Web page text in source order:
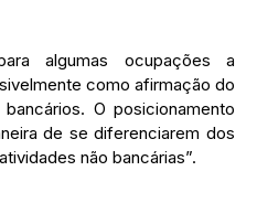
algumas ocupações a
como afirmação do
O posicionamento
de se diferenciarem dos
não bancárias”.